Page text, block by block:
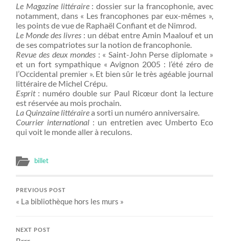
Le Magazine littéraire: dossier sur la francophonie, avec
notamment, dans « Les francophones par eux-mêmes »,
les points de vue de Raphaël Confiant et de Nimrod.
Le Monde des livres : un débat entre Amin Maalouf et un
de ses compatriotes sur la notion de francophonie.
Revue des deux mondes : « Saint-John Perse diplomate »
et un fort sympathique « Avignon 2005 : l’été zéro de
l’Occidental premier ». Et bien sûr le très agéable journal
littéraire de Michel Crépu.
Esprit: numéro double sur Paul Ricœur dont la lecture
est réservée au mois prochain.
La Quinzaine littérairea sorti un numéro anniversaire.
Courrier international : un entretien avec Umberto Eco
qui voit le monde aller à reculons.
billet
PREVIOUS POST
« La bibliothèque hors les murs »
NEXT POST